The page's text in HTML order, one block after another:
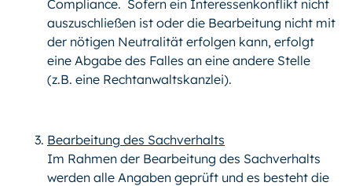
Compliance. Sofern ein Interessenkonflikt nicht
auszuschließen ist oder die Bearbeitung nicht mit
der nötigen Neutralität erfolgen kann, erfolgt
eine Abgabe des Falles an eine andere Stelle
(z.B. eine Rechtanwaltskanzlei).
Bearbeitung des Sachverhalts
Im Rahmen der Bearbeitung des Sachverhalts
werden alle Angaben geprüft und es besteht die